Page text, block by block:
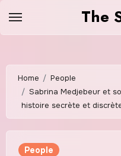
The
Home
People
Sabrina Medjebeur et
histoire secrète et
People